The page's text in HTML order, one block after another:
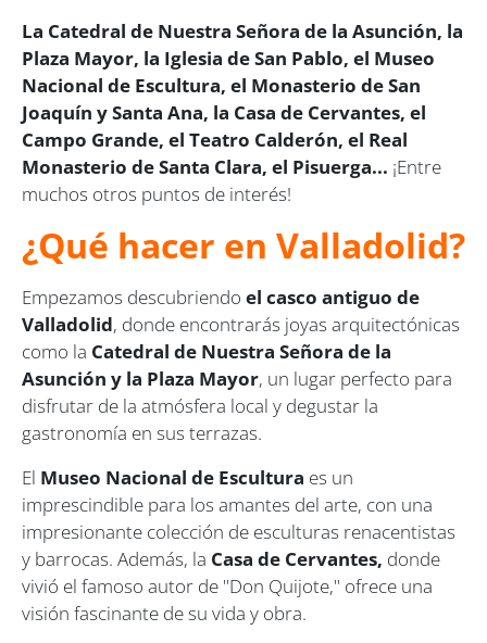
La Catedral de Nuestra Señora de la Asunción, la
Plaza Mayor, la Iglesia de San Pablo, el Museo
Nacional de Escultura, el Monasterio de San
Joaquín y Santa Ana, la Casa de Cervantes, el
Campo Grande, el Teatro Calderón, el Real
Monasterio de Santa Clara, el Pisuerga... ¡Entre
muchos otros puntos de interés!
¿Qué hacer en Valladolid?
Empezamos descubriendo el casco antiguo de
Valladolid, donde encontrarás joyas arquitectónicas
como la Catedral de Nuestra Señora de la
Asunción y la Plaza Mayor, un lugar perfecto para
disfrutar de la atmósfera local y degustar la
gastronomía en sus terrazas.
El Museo Nacional de Escultura es un
imprescindible para los amantes del arte, con una
impresionante colección de esculturas renacentistas
y barrocas. Además, la Casa de Cervantes, donde
vivió el famoso autor de "Don Quijote," ofrece una
visión fascinante de su vida y obra.